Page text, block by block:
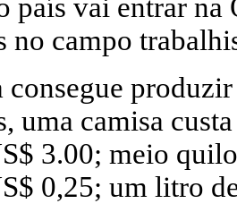
país vai entrar na
no campo
consegue
uma camisa
3.00; meio
0,25; um litro